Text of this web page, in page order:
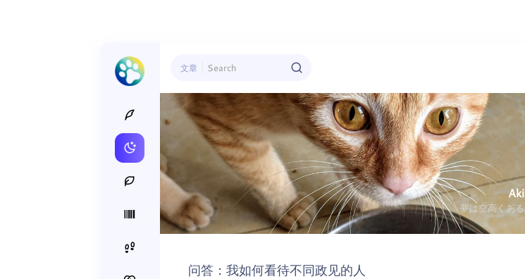
文章
Aki
夢は空高くある
问答：我如何看待不同政见的人